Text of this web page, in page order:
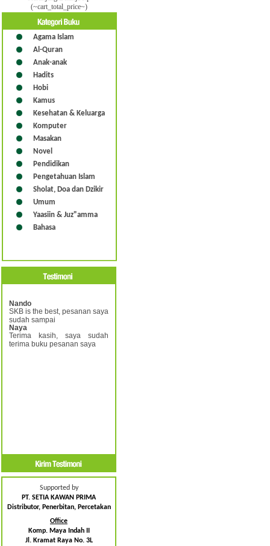
(~cart_total_price~)
Agama Islam
Al-Quran
Anak-anak
Hadits
Hobi
Kamus
Kesehatan & Keluarga
Komputer
Masakan
Novel
Pendidikan
Pengetahuan Islam
Sholat, Doa dan Dzikir
Umum
Yaasiin & Juz"amma
Bahasa
Supported by
PT. SETIA KAWAN PRIMA
Distributor, Penerbitan, Percetakan
Office
Komp. Maya Indah II
Jl. Kramat Raya No. 3L
Nando
SKB is the best, pesanan saya
sudah sampai
Naya
Terima kasih, saya sudah
terima buku pesanan saya